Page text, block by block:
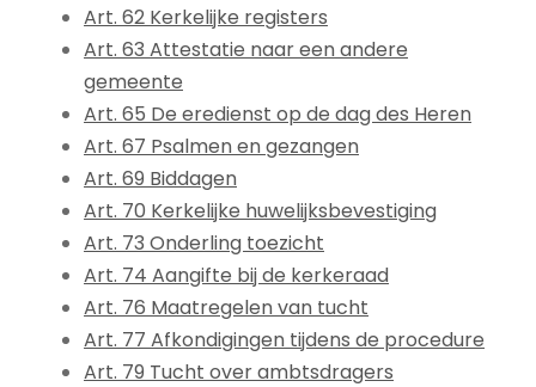
Art. 62 Kerkelijke registers
Art. 63 Attestatie naar een andere
gemeente
Art. 65 De eredienst op de dag des Heren
Art. 67 Psalmen en gezangen
Art. 69 Biddagen
Art. 70 Kerkelijke huwelijksbevestiging
Art. 73 Onderling toezicht
Art. 74 Aangifte bij de kerkeraad
Art. 76 Maatregelen van tucht
Art. 77 Afkondigingen tijdens de procedure
Art. 79 Tucht over ambtsdragers